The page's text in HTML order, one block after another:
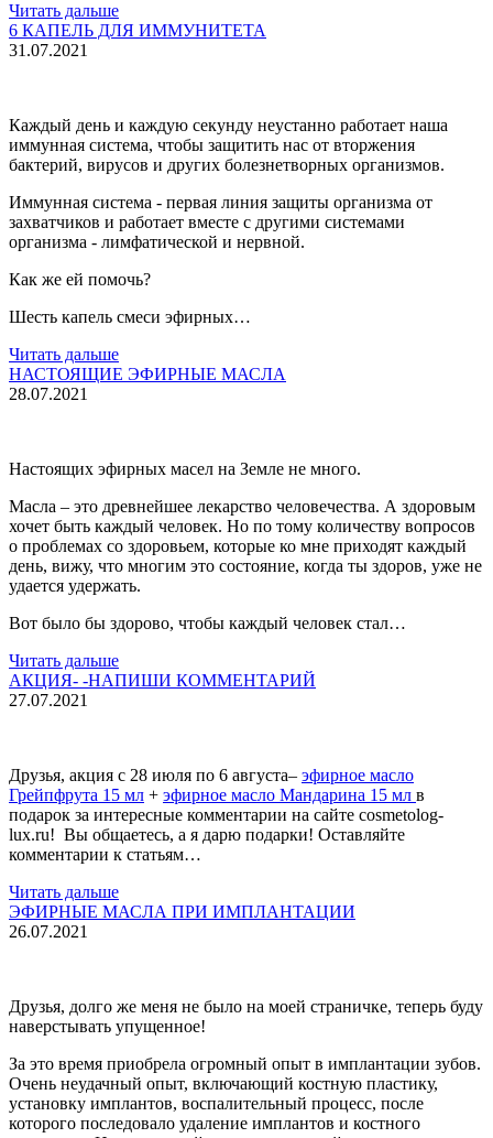
Читать дальше
6 КАПЕЛЬ ДЛЯ ИММУНИТЕТА
31.07.2021
Каждый день и каждую секунду неустанно работает наша
иммунная система, чтобы защитить нас от вторжения
бактерий, вирусов и других болезнетворных организмов.
Иммунная система - первая линия защиты организма от
захватчиков и работает вместе с другими системами
организма - лимфатической и нервной.
Как же ей помочь?
Шесть капель смеси эфирных…
Читать дальше
НАСТОЯЩИЕ ЭФИРНЫЕ МАСЛА
28.07.2021
Настоящих эфирных масел на Земле не много.
Масла – это древнейшее лекарство человечества. А здоровым
хочет быть каждый человек. Но по тому количеству вопросов
о проблемах со здоровьем, которые ко мне приходят каждый
день, вижу, что многим это состояние, когда ты здоров, уже не
удается удержать.
Вот было бы здорово, чтобы каждый человек стал…
Читать дальше
АКЦИЯ- -НАПИШИ КОММЕНТАРИЙ
27.07.2021
Друзья, акция с 28 июля по 6 августа– эфирное масло
Грейпфрута 15 мл + эфирное масло Мандарина 15 мл в
подарок за интересные комментарии на сайте cosmetolog-
lux.ru! Вы общаетесь, а я дарю подарки! Оставляйте
комментарии к статьям…
Читать дальше
ЭФИРНЫЕ МАСЛА ПРИ ИМПЛАНТАЦИИ
26.07.2021
Друзья, долго же меня не было на моей страничке, теперь буду
наверстывать упущенное!
За это время приобрела огромный опыт в имплантации зубов.
Очень неудачный опыт, включающий костную пластику,
установку имплантов, воспалительный процесс, после
которого последовало удаление имплантов и костного